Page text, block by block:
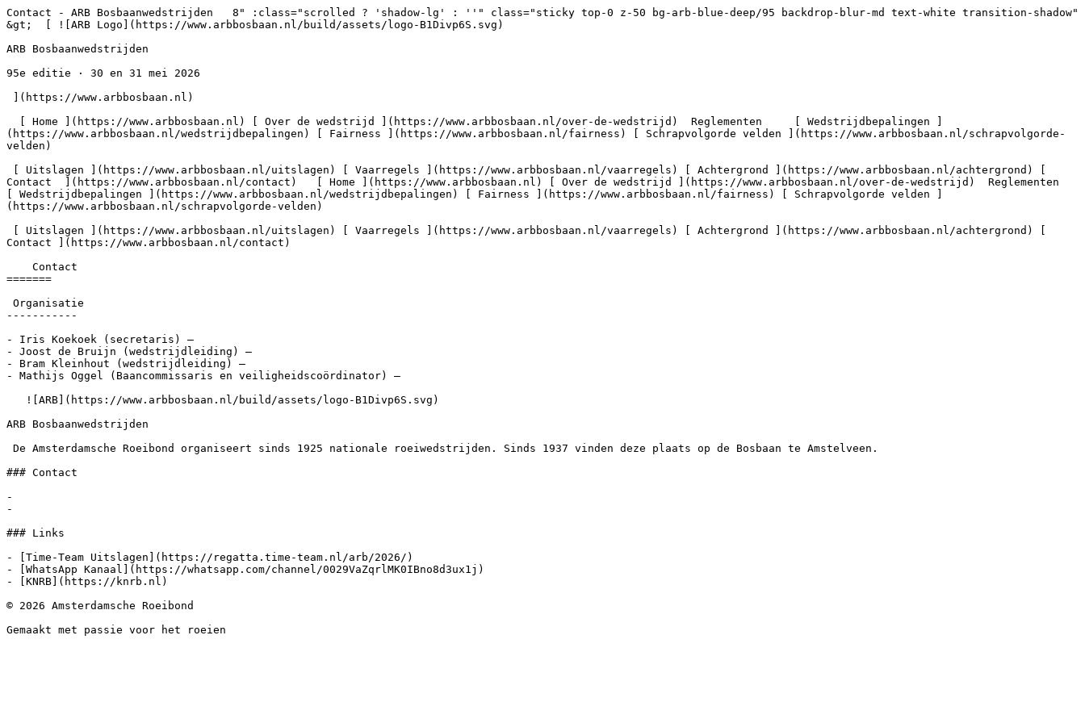
Contact - ARB Bosbaanwedstrijden   8" :class="scrolled ? 'shadow-lg' : ''" class="sticky top-0 z-50 bg-arb-blue-deep/95 backdrop-blur-md text-white transition-shadow"
&gt;  [ ![ARB Logo](https://www.arbbosbaan.nl/build/assets/logo-B1Divp6S.svg)
ARB Bosbaanwedstrijden
95e editie · 30 en 31 mei 2026
(https://www.arbbosbaan.nl/wedstrijdbepalingen) [ Fairness ](https://www.arbbosbaan.nl/fairness) [ Schrapvolgorde velden ](https://www.arbbosbaan.nl/schrapvolgorde-
velden)
Contact  ](https://www.arbbosbaan.nl/contact)   [ Home ](https://www.arbbosbaan.nl) [ Over de wedstrijd ](https://www.arbbosbaan.nl/over-de-wedstrijd)  Reglementen
[ Wedstrijdbepalingen ](https://www.arbbosbaan.nl/wedstrijdbepalingen) [ Fairness ](https://www.arbbosbaan.nl/fairness) [ Schrapvolgorde velden ]
(https://www.arbbosbaan.nl/schrapvolgorde-velden)
Contact ](https://www.arbbosbaan.nl/contact)
=======
-----------
- Iris Koekoek (secretaris) –
- Joost de Bruijn (wedstrijdleiding) –
- Bram Kleinhout (wedstrijdleiding) –
- Mathijs Oggel (Baancommissaris en veiligheidscoördinator) –
ARB Bosbaanwedstrijden
### Contact
-
-
### Links
- [Time-Team Uitslagen](https://regatta.time-team.nl/arb/2026/)
- [WhatsApp Kanaal](https://whatsapp.com/channel/0029VaZqrlMK0IBno8d3ux1j)
- [KNRB](https://knrb.nl)
© 2026 Amsterdamsche Roeibond